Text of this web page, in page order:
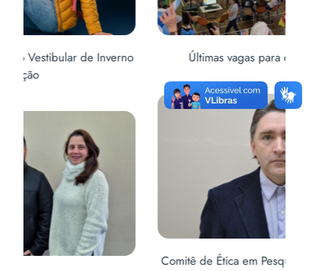
Últimas vagas para o CONECTA URI
Comitê de Ética em Pesquisa promove ciclo de